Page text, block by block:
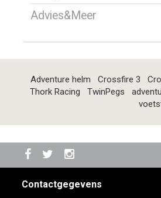
Advies&Meer
Adventure helm Crossfire 3
Thork Racing
TwinPegs
Contactgegevens